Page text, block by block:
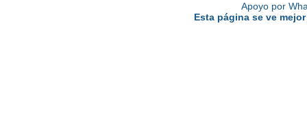
Apoyo por
Esta página se ve